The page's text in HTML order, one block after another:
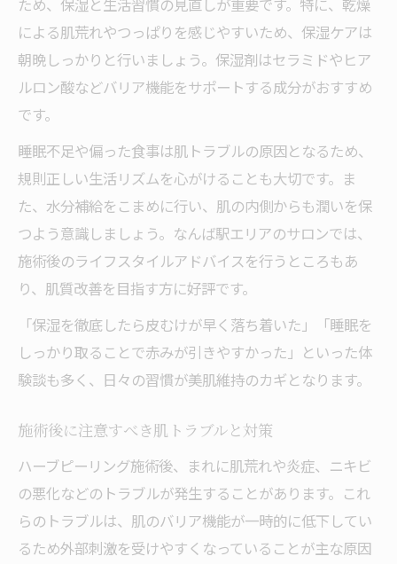
ため、保湿と生活習慣の見直しが重要です。特に、乾燥
による肌荒れやつっぱりを感じやすいため、保湿ケアは
朝晩しっかりと行いましょう。保湿剤はセラミドやヒア
ルロン酸などバリア機能をサポートする成分がおすすめ
です。
睡眠不足や偏った食事は肌トラブルの原因となるため、
規則正しい生活リズムを心がけることも大切です。ま
た、水分補給をこまめに行い、肌の内側からも潤いを保
つよう意識しましょう。なんば駅エリアのサロンでは、
施術後のライフスタイルアドバイスを行うところもあ
り、肌質改善を目指す方に好評です。
「保湿を徹底したら皮むけが早く落ち着いた」「睡眠を
しっかり取ることで赤みが引きやすかった」といった体
験談も多く、日々の習慣が美肌維持のカギとなります。
施術後に注意すべき肌トラブルと対策
ハーブピーリング施術後、まれに肌荒れや炎症、ニキビ
の悪化などのトラブルが発生することがあります。これ
らのトラブルは、肌のバリア機能が一時的に低下してい
るため外部刺激を受けやすくなっていることが主な原因